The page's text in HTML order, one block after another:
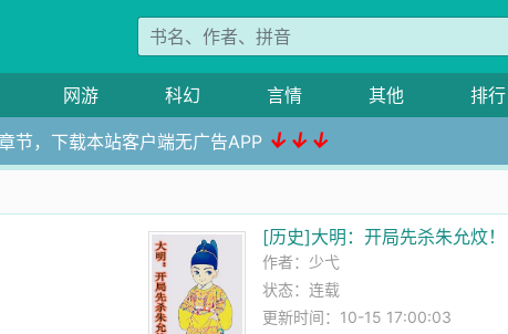
网游 科幻 言情 其他 排行
节，下载本站客户端无广告APP ↓↓↓
[历史]大明：开局先杀朱允炆！
作者： 少弋
状态：连载
更新时间：10-15 17:00:03